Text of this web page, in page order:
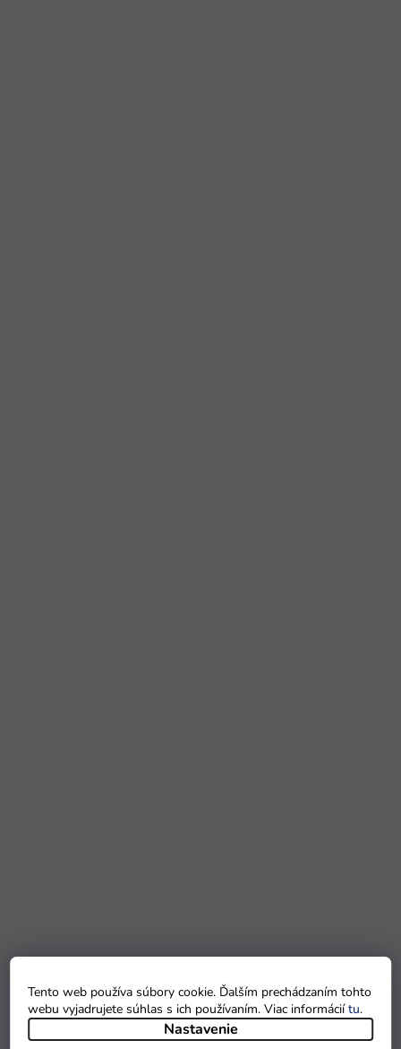
Tento web používa súbory cookie. Ďalším prechádzaním tohto
webu vyjadrujete súhlas s ich používaním. Viac informáciítu.
Nastavenie